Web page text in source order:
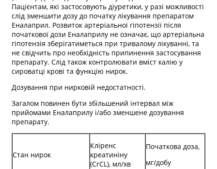
Пацієнтам, які застосовують діуретики, у разі можливості
слід зменшити дозу до початку лікування препаратом
Еналаприл. Розвиток артеріальної гіпотензії після
початкової дози Еналаприлу не означає, що артеріальна
гіпотензія зберігатиметься при тривалому лікуванні, та
не свідчить про необхідність припинення застосування
препарату. Слід також контролювати вміст калію у
сироватці крові та функцію нирок.
Дозування при нирковій недостатності.
Загалом повинен бути збільшений інтервал між
прийомами Еналаприлу і/або зменшене дозування
препарату.
Стан нирок
Кліренс
креатиніну
(CrCL), мл/хв
Початкова доза,
мг/добу